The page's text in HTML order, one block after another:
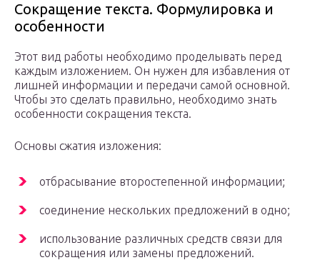
Сокращение текста. Формулировка и
особенности
Этот вид работы необходимо проделывать перед
каждым изложением. Он нужен для избавления от
лишней информации и передачи самой основной.
Чтобы это сделать правильно, необходимо знать
особенности сокращения текста.
Основы сжатия изложения:
отбрасывание второстепенной информации;
соединение нескольких предложений в одно;
использование различных средств связи для
сокращения или замены предложений.